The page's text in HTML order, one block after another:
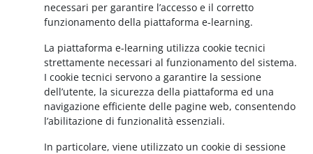
necessari per garantire l’accesso e il corretto
funzionamento della piattaforma e-learning.
La piattaforma e-learning utilizza cookie tecnici
strettamente necessari al funzionamento del sistema.
I cookie tecnici servono a garantire la sessione
dell’utente, la sicurezza della piattaforma ed una
navigazione efficiente delle pagine web, consentendo
l’abilitazione di funzionalità essenziali.
In particolare, viene utilizzato un cookie di sessione